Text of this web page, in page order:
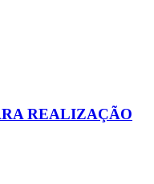
REALIZAÇÃO